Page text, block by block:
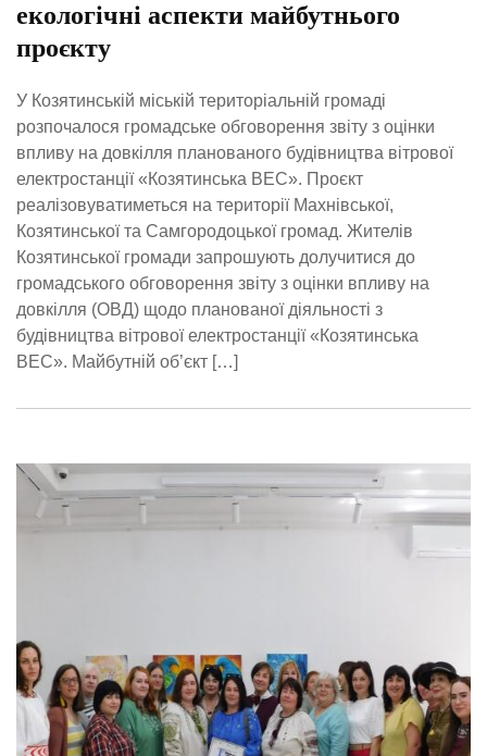
екологічні аспекти майбутнього
проєкту
У Козятинській міській територіальній громаді
розпочалося громадське обговорення звіту з оцінки
впливу на довкілля планованого будівництва вітрової
електростанції «Козятинська ВЕС». Проєкт
реалізовуватиметься на території Махнівської,
Козятинської та Самгородоцької громад. Жителів
Козятинської громади запрошують долучитися до
громадського обговорення звіту з оцінки впливу на
довкілля (ОВД) щодо планованої діяльності з
будівництва вітрової електростанції «Козятинська
ВЕС». Майбутній об’єкт […]